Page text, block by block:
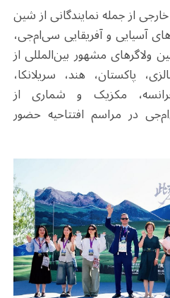
و خارجی از جمله نمایندگانی از شین
آسیایی و آفریقایی سی‌ام‌جی،
ولاگرهای مشهور بین‌المللی از
پاکستان، هند، سریلانکا،
فرانسه، مکزیک و شماری از
در مراسم افتتاحیه حضور